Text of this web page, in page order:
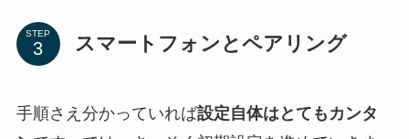
STEP スマートフォンとペアリング
手順さえ分かっていれば設定自体はとてもカンタ